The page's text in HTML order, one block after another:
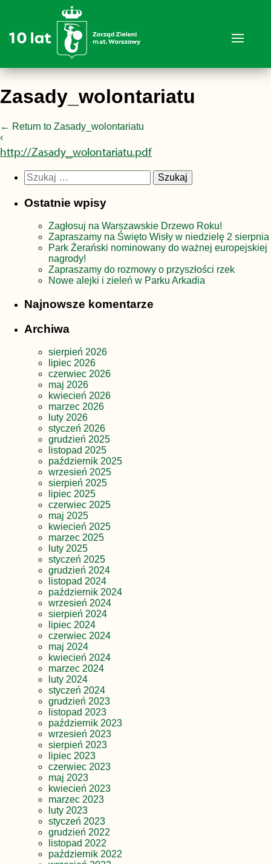
Zasady_wolontariatu
← Return to Zasady_wolontariatu
‹
http://Zasady_wolontariatu.pdf
Szukaj:
Ostatnie wpisy
Zagłosuj na Warszawskie Drzewo Roku!
Zapraszamy na Święto Wisły w niedzielę 2 sierpnia
Park Żerański nominowany do ważnej europejskiej
nagrody!
Zapraszamy do rozmowy o przyszłości rzek
Nowe alejki i zieleń w Parku Arkadia
Najnowsze komentarze
Archiwa
sierpień 2026
lipiec 2026
czerwiec 2026
maj 2026
kwiecień 2026
marzec 2026
luty 2026
styczeń 2026
grudzień 2025
listopad 2025
październik 2025
wrzesień 2025
sierpień 2025
lipiec 2025
czerwiec 2025
maj 2025
kwiecień 2025
marzec 2025
luty 2025
styczeń 2025
grudzień 2024
listopad 2024
październik 2024
wrzesień 2024
sierpień 2024
lipiec 2024
czerwiec 2024
maj 2024
kwiecień 2024
marzec 2024
luty 2024
styczeń 2024
grudzień 2023
listopad 2023
październik 2023
wrzesień 2023
sierpień 2023
lipiec 2023
czerwiec 2023
maj 2023
kwiecień 2023
marzec 2023
luty 2023
styczeń 2023
grudzień 2022
listopad 2022
październik 2022